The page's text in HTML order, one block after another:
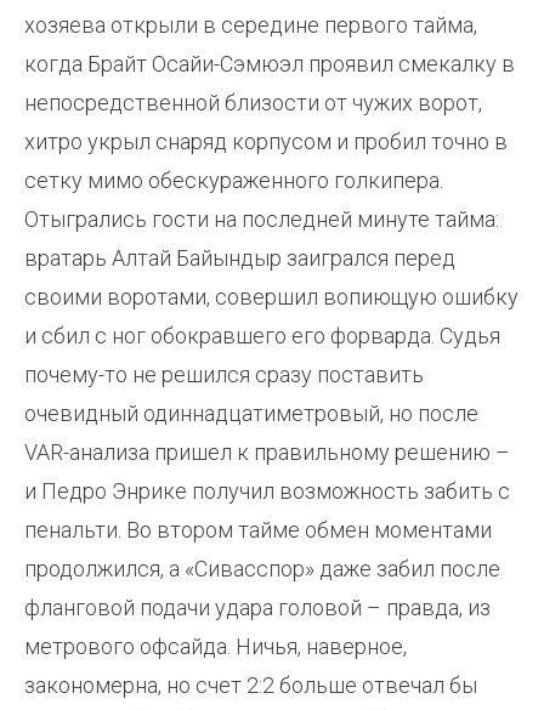
хозяева открыли в середине первого тайма,
когда Брайт Осайи-Сэмюэл проявил смекалку в
непосредственной близости от чужих ворот,
хитро укрыл снаряд корпусом и пробил точно в
сетку мимо обескураженного голкипера.
Отыгрались гости на последней минуте тайма:
вратарь Алтай Байындыр заигрался перед
своими воротами, совершил вопиющую ошибку
и сбил с ног обокравшего его форварда. Судья
почему-то не решился сразу поставить
очевидный одиннадцатиметровый, но после
VAR-анализа пришел к правильному решению –
и Педро Энрике получил возможность забить с
пенальти. Во втором тайме обмен моментами
продолжился, а «Сивасспор» даже забил после
фланговой подачи удара головой – правда, из
метрового офсайда. Ничья, наверное,
закономерна, но счет 2:2 больше отвечал бы